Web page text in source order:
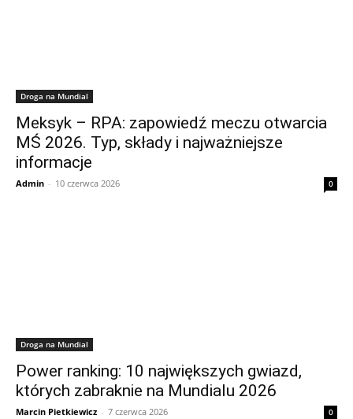
Droga na Mundial
Meksyk – RPA: zapowiedź meczu otwarcia
MŚ 2026. Typ, składy i najważniejsze
informacje
Admin - 10 czerwca 2026 0
Droga na Mundial
Power ranking: 10 największych gwiazd,
których zabraknie na Mundialu 2026
Marcin Pietkiewicz - 7 czerwca 2026 0